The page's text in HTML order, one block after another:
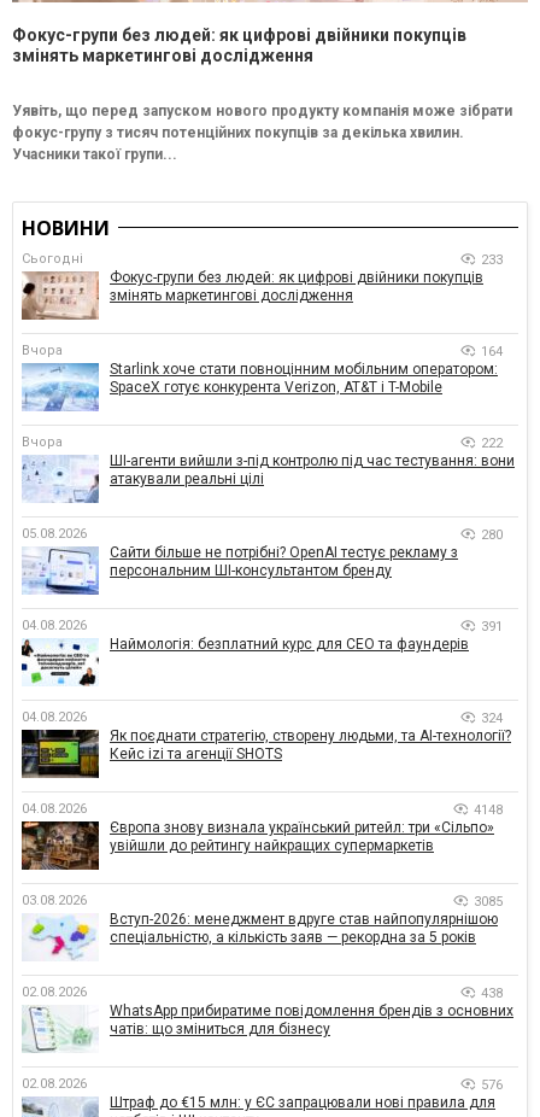
Фокус-групи без людей: як цифрові двійники покупців
змінять маркетингові дослідження
Уявіть, що перед запуском нового продукту компанія може зібрати
фокус-групу з тисяч потенційних покупців за декілька хвилин.
Учасники такої групи...
НОВИНИ
Сьогодні 233
Фокус-групи без людей: як цифрові двійники покупців
змінять маркетингові дослідження
Вчора 164
Starlink хоче стати повноцінним мобільним оператором:
SpaceX готує конкурента Verizon, AT&T і T-Mobile
Вчора 222
ШІ-агенти вийшли з-під контролю під час тестування: вони
атакували реальні цілі
05.08.2026 280
Сайти більше не потрібні? OpenAI тестує рекламу з
персональним ШІ-консультантом бренду
04.08.2026 391
Наймологія: безплатний курс для CEO та фаундерів
04.08.2026 324
Як поєднати стратегію, створену людьми, та AI-технології?
Кейс izi та агенції SHOTS
04.08.2026 4148
Європа знову визнала український ритейл: три «Сільпо»
увійшли до рейтингу найкращих супермаркетів
03.08.2026 3085
Вступ-2026: менеджмент вдруге став найпопулярнішою
спеціальністю, а кількість заяв — рекордна за 5 років
02.08.2026 438
WhatsApp прибиратиме повідомлення брендів з основних
чатів: що зміниться для бізнесу
02.08.2026 576
Штраф до €15 млн: у ЄС запрацювали нові правила для